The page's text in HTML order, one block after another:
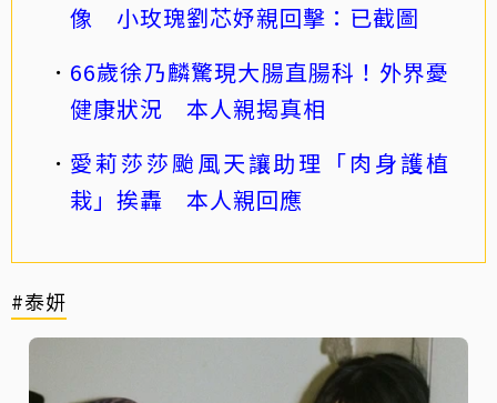
像 小玫瑰劉芯妤親回擊：已截圖
66歲徐乃麟驚現大腸直腸科！外界憂
健康狀況 本人親揭真相
愛莉莎莎颱風天讓助理「肉身護植
栽」挨轟 本人親回應
#泰妍